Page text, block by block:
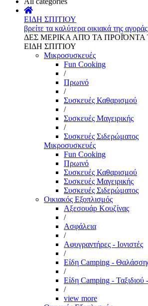
ΕΙΔΗ ΣΠΙΤΙΟΥ
βρείτε τα καλύτερα οικιακά της αγοράς
ΔΕΣ ΜΕΡΙΚΑ ΑΠΌ ΤΑ ΠΡΟΪΌΝΤΑ
ΕΙΔΗ ΣΠΙΤΙΟΥ
Μικροσυσκευές
Fun Cooking
/
Πρωινό
/
Συσκευές Καθαρισμού
/
Συσκευές Μαγειρικής
/
Συσκευές Σιδερώματος
Μικροσυσκευές
Fun Cooking
Πρωινό
Συσκευές Καθαρισμού
Συσκευές Μαγειρικής
Συσκευές Σιδερώματος
Οικιακός Εξοπλισμός
Αξεσουάρ Κουζίνας
/
Ασφάλεια
/
Αφυγραντήρες - Ιονιστές
/
Είδη Camping -
/
Είδη Camping -
/
view more